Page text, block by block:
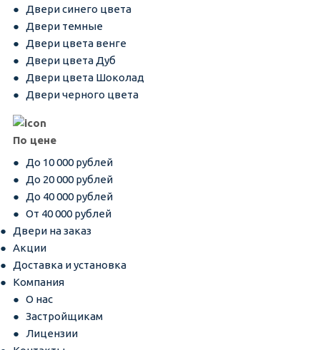
Двери синего цвета
Двери темные
Двери цвета венге
Двери цвета Дуб
Двери цвета Шоколад
Двери черного цвета
По цене
До 10 000 рублей
До 20 000 рублей
До 40 000 рублей
От 40 000 рублей
Двери на заказ
Акции
Доставка и установка
Компания
О нас
Застройщикам
Лицензии